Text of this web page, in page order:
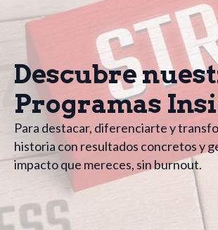
Descubre
Programas
Para destacar, diferenciarte y
historia con resultados concretos y
impacto que mereces, sin burnout.